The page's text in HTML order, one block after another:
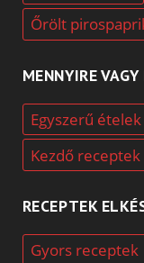
Őrölt
MENNYIRE
Egyszerű ételek
Kezdő receptek
RECEPTEK
Gyors receptek